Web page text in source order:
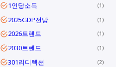
1인당소득 1
2025GDP전망 1
2026트렌드 1
2030트렌드 1
301리디렉션 2